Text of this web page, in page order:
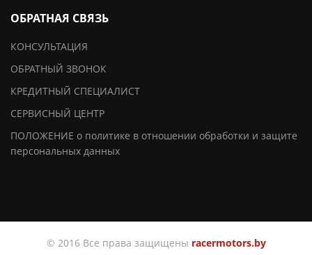
ОБРАТНАЯ СВЯЗЬ
КОНСУЛЬТАЦИЯ
ОБРАТНЫЙ ЗВОНОК
КРЕДИТНЫЙ СПЕЦИАЛИСТ
СЕРВИСНЫЙ ЦЕНТР
ПОЛОЖЕНИЕ о политике в отношении обработки и защите
персональных данных
© 2016 Все права защищены racermotors.by